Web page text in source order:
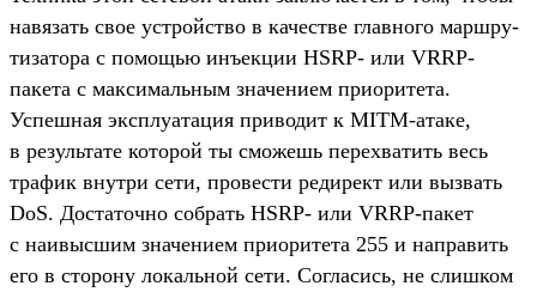
навязать свое устрой­ство в качес­тве глав­ного мар­шру­
тиза­тора с помощью инъ­екции HSRP- или VRRP-
пакета с мак­сималь­ным зна­чени­ем при­ори­тета.
Успешная экс­плу­ата­ция при­водит к MITM-ата­ке,
в резуль­тате которой ты смо­жешь перех­ватить весь
тра­фик внут­ри сети, про­вес­ти редирект или выз­вать
DoS. Дос­таточ­но соб­рать HSRP- или VRRP-пакет
с наивыс­шим зна­чени­ем при­ори­тета 255 и нап­равить
его в сто­рону локаль­ной сети. Сог­ласись, не слиш­ком